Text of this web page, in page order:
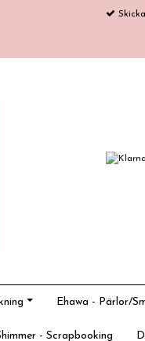
Ehawa - Pärlor/
- Scrapbooking